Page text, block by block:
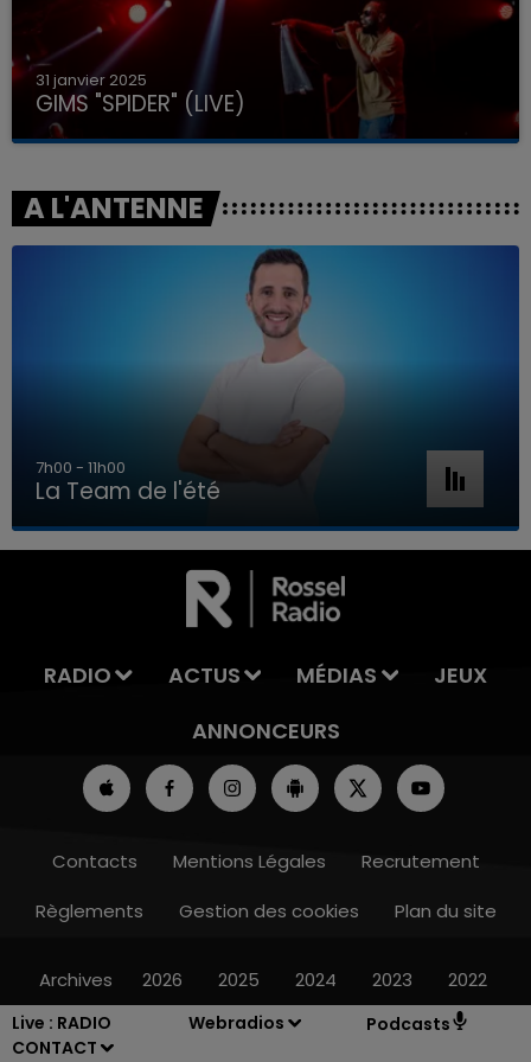
Live : RADIO
CONTACT
Webradios Podcasts
LA TEAM DE L'ÉTÉ
31 janvier 2025
GIMS "SPIDER" (LIVE)
A L'ANTENNE
7h00 - 11h00
La Team de l'été
RADIO ACTUS MÉDIAS
JEUX
ANNONCEURS
Contacts Mentions Légales
Recrutement
Règlements
Gestion des cookies Plan du site
Archives 2026 2025 2024 2023 2022